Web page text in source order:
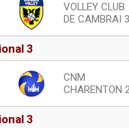
VOLLEY CLUB
DE CAMBRAI 3
3
CNM
CHARENTON
3